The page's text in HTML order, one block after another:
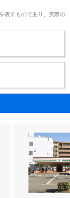
表すものであり、実際の